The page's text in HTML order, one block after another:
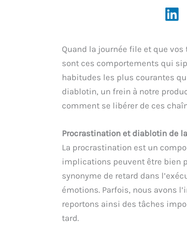
Quand la journée file et que
sont ces comportements qui
habitudes les plus courantes
diablotin, un frein à notre
comment se libérer de ces
Procrastination et diablotin de
La procrastination est un
implications peuvent être bien
synonyme de retard dans
émotions. Parfois, nous avons
reportons ainsi des tâches
tard.